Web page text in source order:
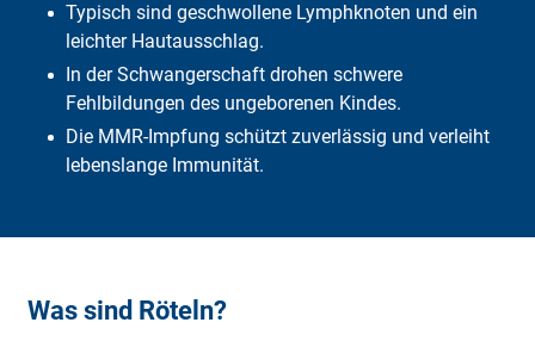
Wie finde ich das ri­chti­ge Kra­nke­nhaus?
Was muss ich selbst zahlen?
Was ü­be­rnimmt die DFV?
Fazit
Typisch sind geschwollene Lymphknoten und ein
leichter Hautausschlag.
In der Schwangerschaft drohen schwere
Fehlbildungen des ungeborenen Kindes.
Die MMR-Impfung schützt zuverlässig und verleiht
lebenslange Immunität.
Was sind Röteln?